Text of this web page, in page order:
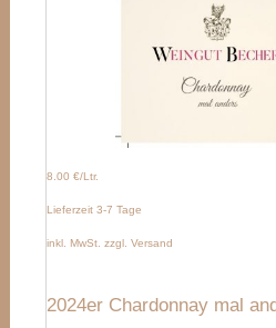
8.00 €/Ltr.
Lieferzeit 3-7 Tage
inkl. MwSt. zzgl. Versand
2024er Chardonnay mal